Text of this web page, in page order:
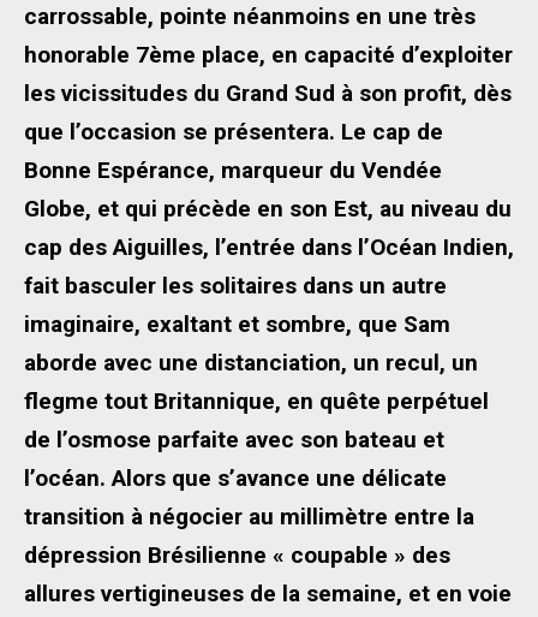
carrossable, pointe néanmoins en une très
honorable 7ème place, en capacité d’exploiter
les vicissitudes du Grand Sud à son profit, dès
que l’occasion se présentera. Le cap de
Bonne Espérance, marqueur du Vendée
Globe, et qui précède en son Est, au niveau du
cap des Aiguilles, l’entrée dans l’Océan Indien,
fait basculer les solitaires dans un autre
imaginaire, exaltant et sombre, que Sam
aborde avec une distanciation, un recul, un
flegme tout Britannique, en quête perpétuel
de l’osmose parfaite avec son bateau et
l’océan. Alors que s’avance une délicate
transition à négocier au millimètre entre la
dépression Brésilienne « coupable » des
allures vertigineuses de la semaine, et en voie